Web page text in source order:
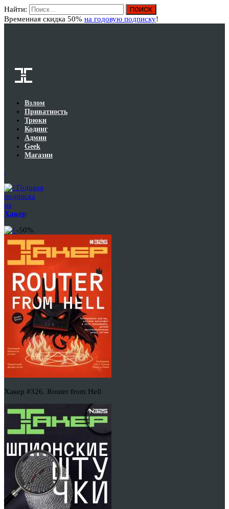
Найти:
Временная скидка 50% на годовую подписку!
Взлом
Приватность
Трюки
Кодинг
Админ
Geek
Магазин
Годовая
подписка
на
Хакер
-50%
Хакер #326. Router from Hell